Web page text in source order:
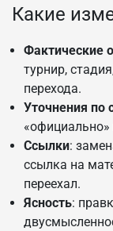
Какие
Фактические
турнир,
перехода.
Уточнения по
«официально»
Ссылки:
ссылка на
переехал.
Ясность: